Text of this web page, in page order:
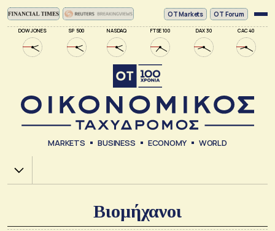
DOW JONES SP 500 NASDAQ FTSE 100 DAX 30 CAC 40
ΟΤ Markets OT Forum
MARKETS BUSINESS ECONOMY WORLD
Χ.Α.
Βιομήχανοι